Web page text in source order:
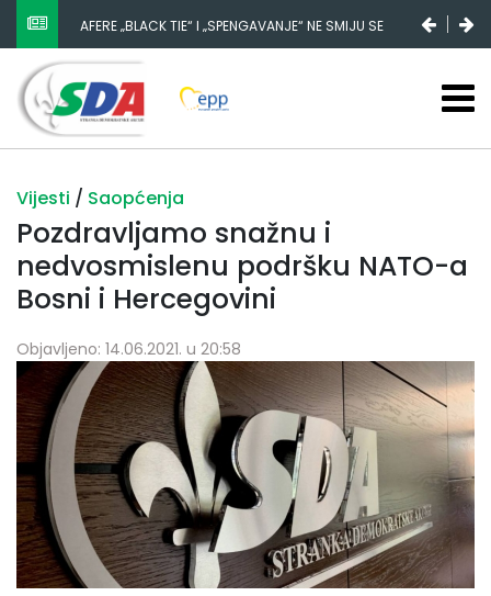
AFERE „BLACK TIE“ I „SPENGAVANJE“ NE SMIJU SE
ZATAŠKATI
Vijesti / Saopćenja
Pozdravljamo snažnu i
nedvosmislenu podršku NATO-a
Bosni i Hercegovini
Objavljeno: 14.06.2021. u 20:58